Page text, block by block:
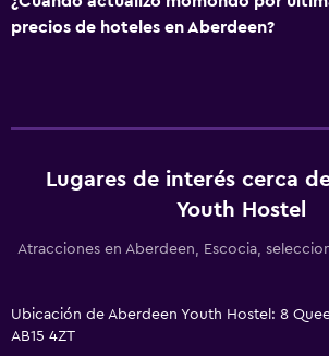
precios de hoteles en Aberdeen?
Lugares de interés cerca
Youth Hostel
Atracciones en Aberdeen, Escocia,
Ubicación de Aberdeen Youth Hostel: 8
AB15 4ZT